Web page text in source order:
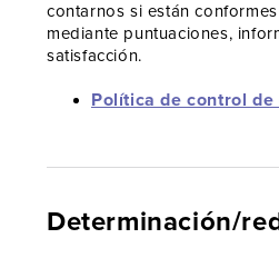
contarnos si están
mediante puntuaciones,
satisfacción.
Política de control de
Determinación/